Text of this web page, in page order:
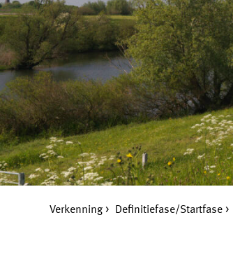
Verkenning Definitiefase/Startfase